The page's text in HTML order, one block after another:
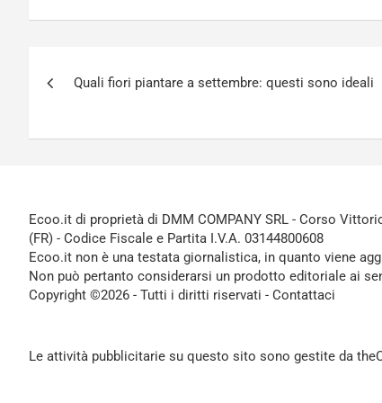
articoli
Quali fiori piantare a settembre: questi sono ideali
Ecoo.it di proprietà di DMM COMPANY SRL - Corso
(FR) - Codice Fiscale e Partita I.V.A. 03144800608
Ecoo.it non è una testata giornalistica, in quanto viene
Non può pertanto considerarsi un prodotto editoriale ai
Copyright ©2026 - Tutti i diritti riservati - Contattaci
Le attività pubblicitarie su questo sito sono gestite da